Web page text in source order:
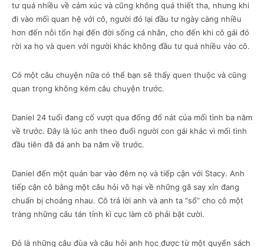
tư quá nhiều về cảm xúc và cũng không quá thiết tha, nhưng khi
đi vào mối quan hệ với cô, người đó lại đầu tư ngày càng nhiều
hơn đến nỗi tổn hại đến đời sống cá nhân, cho đến khi cô gái đó
rời xa họ và quen với người khác không đầu tư quá nhiều vào cô.
Có một câu chuyện nữa có thể bạn sẽ thấy quen thuộc và cũng
quan trọng không kém câu chuyện trước.
Daniel 24 tuổi đang cố vượt qua đống đổ nát của mối tình ba năm
về trước. Đây là lúc anh theo đuổi người con gái khác vì mối tình
đầu tiên đã đá anh ba năm về trước.
Daniel đến một quán bar vào đêm nọ và tiếp cận với Stacy. Anh
tiếp cận cô bằng một câu hỏi vô hại về những gã say xỉn đang
chuẩn bị choảng nhau. Cô trả lời anh và anh ta “sổ” cho cô một
tràng những câu tán tỉnh kì cục làm cô phải bật cười.
Đó là những câu đùa và câu hỏi anh học được từ một quyển sách